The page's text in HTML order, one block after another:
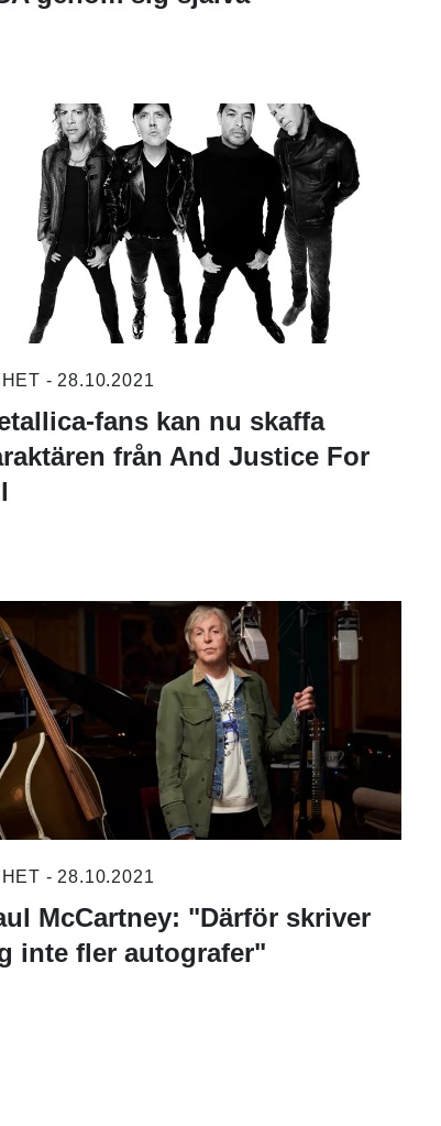
- 28.10.2021
fans kan nu skaffa
från And Justice For
- 28.10.2021
McCartney: "Därför skriver
inte fler autografer"